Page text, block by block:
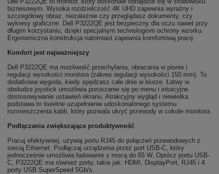
biznesowym. Wysoka rozdzielczość 4K UHD zapewnia wyraźny i
szczegółowy obraz, niezależnie czy przeglądasz dokumenty, czy
wykresy graficzne. Dell P3222QE jest bezpieczny dla oczu nawet przy
długim korzystaniu, dzięki specjalnym technologiom ochrony wzorku.
Ergonomiczna konstrukcja natomiast zapewnia komfortową pracę.
Komfort jest najważniejszy
Dell P3222QE ma możliwość przechylania, obracania w pionie i
regulacji wysokości monitora (zakres regulacji wysokości 150 mm). To
dodatkowa wygoda, kiedy spędzasz całe dnie w biurze. Łatwy w
obsłudze joystick umożliwia poruszanie się po menu i intuicyjne
dostosowywanie ustawień ekranu. Atrakcyjny wygląd i niewielka
podstawa to świetne uzupełnienie udoskonalonego systemu
rozmieszczenia kabli, który pozwala ukryć przewody w cokole monitora.
Podłączania zwiększające produktywność
Pracuj efektywniej, używaj portu RJ45 do połączeń przewodowych z
siecią Ethernet. Podłączaj urządzenia przez port USB-C, który
jednocześnie umożliwia ładowanie z mocą do 65 W. Oprócz portu USB-
C, P3222QE ma również porty, takie jak: HDMI, DisplayPort, RJ45 i 4
porty USB SuperSpeed 5Gb/s.